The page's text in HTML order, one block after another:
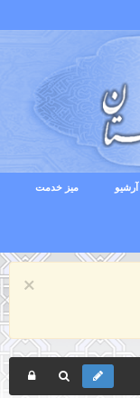
آرشیو میز خدمت
×